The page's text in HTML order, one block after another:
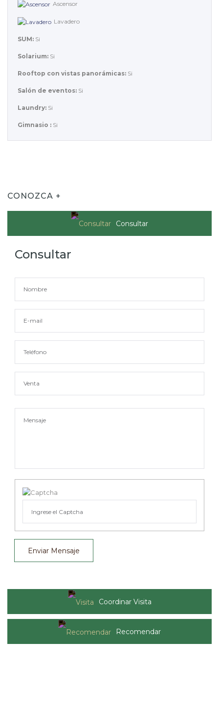
Ascensor
Lavadero
SUM: Si
Solarium: Si
Rooftop con vistas panorámicas: Si
Salón de eventos: Si
Laundry: Si
Gimnasio : Si
CONOZCA +
Consultar
Consultar
Enviar Mensaje
Coordinar Visita
Recomendar